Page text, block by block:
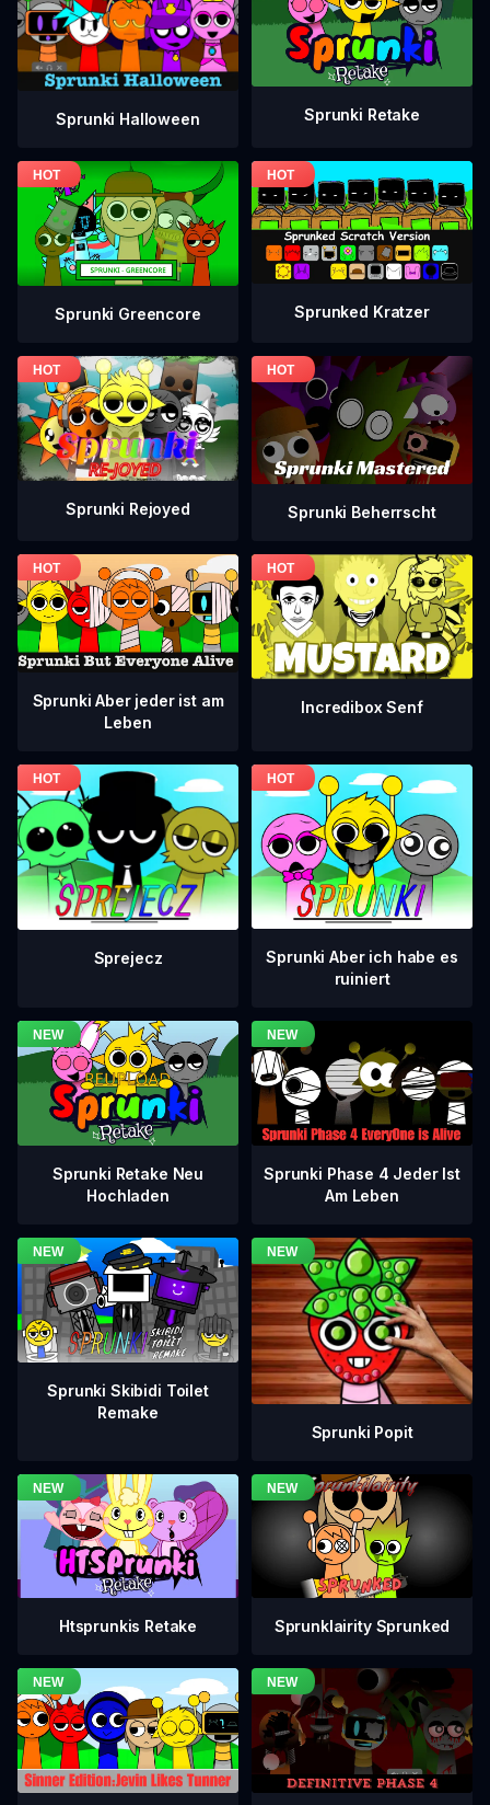
Sprunki Halloween Sprunki Retake
Sprunki Greencore Sprunked Kratzer
Sprunki Rejoyed Sprunki Beherrscht
Sprunki Aber jeder ist am
Leben
Incredibox Senf
Sprejecz
Sprunki Aber ich habe es
ruiniert
Sprunki Retake Neu
Hochladen
Sprunki Phase 4 Jeder Ist
Am Leben
Sprunki Skibidi Toilet
Remake
Sprunki Popit
Htsprunkis Retake Sprunklairity Sprunked